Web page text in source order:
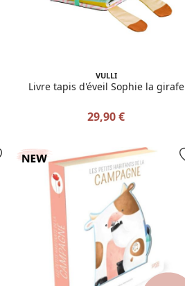
VULLI
Livre tapis d'éveil Sophie la girafe
29,90 €